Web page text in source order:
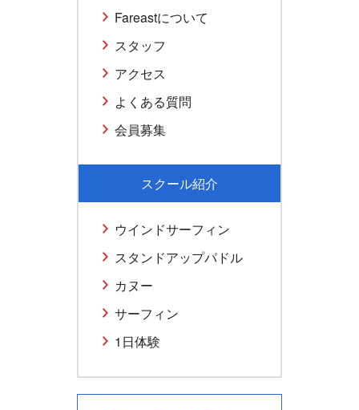
Fareastについて
スタッフ
アクセス
よくある質問
会員募集
スクール紹介
ウインドサーフィン
スタンドアップパドル
カヌー
サーフィン
1日体験